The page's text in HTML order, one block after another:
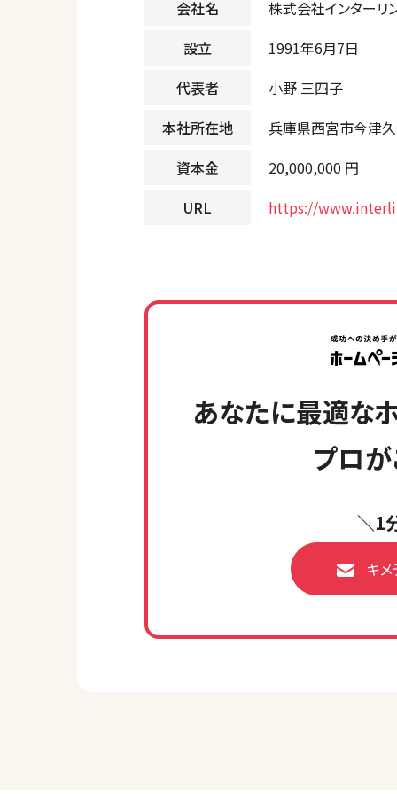
会社名
株式会社インターリ
設立
1991年6月7日
代表者
小野 三四子
本社所在地
兵庫県西宮市今津
資本金
20,000,000 円
URL
https://
あなたに最適な
プロが
＼1
キ